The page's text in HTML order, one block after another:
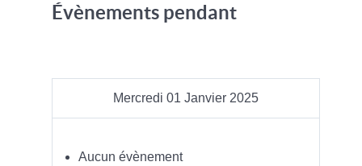
Évènements pendant
Mercredi 01 Janvier 2025
Aucun évènement